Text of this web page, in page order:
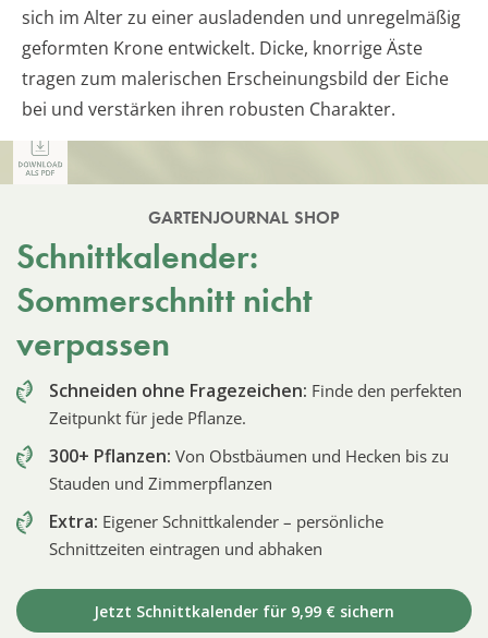
sich im Alter zu einer ausladenden und unregelmäßig
geformten Krone entwickelt. Dicke, knorrige Äste
tragen zum malerischen Erscheinungsbild der Eiche
bei und verstärken ihren robusten Charakter.
GARTENJOURNAL SHOP
Schnittkalender:
Sommerschnitt nicht
verpassen
Schneiden ohne Fragezeichen: Finde den perfekten
Zeitpunkt für jede Pflanze.
300+ Pflanzen: Von Obstbäumen und Hecken bis zu
Stauden und Zimmerpflanzen
Extra: Eigener Schnittkalender – persönliche
Schnittzeiten eintragen und abhaken
Jetzt Schnittkalender für 9,99 € sichern